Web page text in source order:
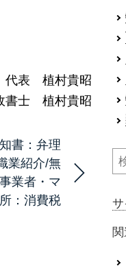
代表 植村貴昭
書士 植村貴昭
書：弁理
業紹介/無
業者・マ
：消費税
検
索: